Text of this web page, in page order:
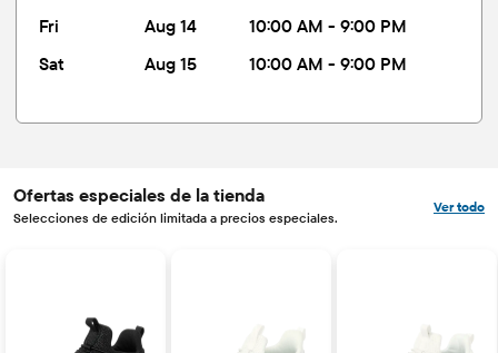
fri
Aug 14
10:00 AM - 9:00 PM
sat
Aug 15 10:00 AM - 9:00 PM
Ofertas especiales de la tienda
Selecciones de edición limitada a precios especiales.
Ver todo